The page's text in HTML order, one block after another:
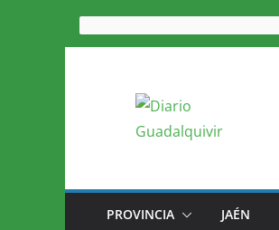
Saltar
al
PROVINCIA JAÉN